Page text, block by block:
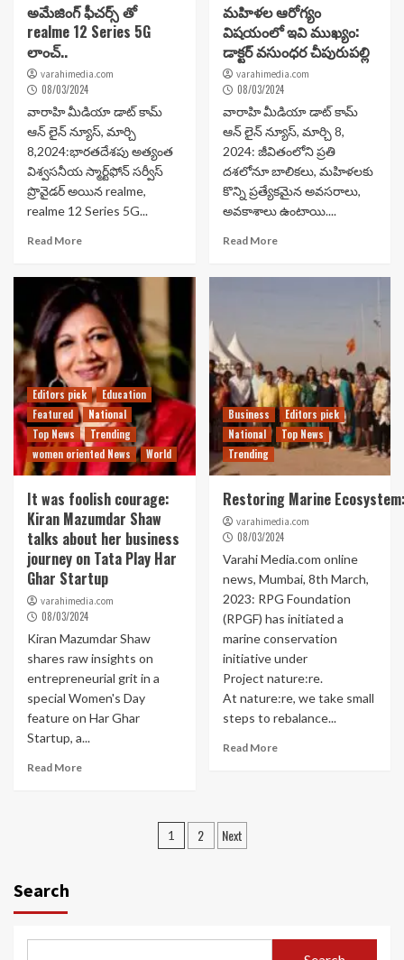
అమేజింగ్ ఫీచర్స్ తో
realme 12 Series 5G
లాంచ్..
varahimedia.com
08/03/2024
వారాహి మీడియా డాట్ కామ్
ఆన్ లైన్ న్యూస్, మార్చి
8,2024:భారతదేశపు అత్యంత
విశ్వసనీయ స్మార్ట్‌ఫోన్ సర్వీస్
ప్రొవైడర్ అయిన realme,
realme 12 Series 5G...
Read More
మహిళల ఆరోగ్యం
విషయంలో ఇవి ముఖ్యం:
డాక్ట‌ర్ వ‌సుంధ‌ర చీపురుప‌ల్లి
varahimedia.com
08/03/2024
వారాహి మీడియా డాట్ కామ్
ఆన్ లైన్ న్యూస్, మార్చి 8,
2024: జీవితంలోని ప్ర‌తి
ద‌శ‌లోనూ బాలిక‌లు, మ‌హిళ‌ల‌కు
కొన్ని ప్ర‌త్యేక‌మైన అవ‌స‌రాలు,
అవ‌కాశాలు ఉంటాయి....
Read More
Editors pick
Education
Featured
National
Top News
Trending
women oriented News
World
It was foolish courage:
Kiran Mazumdar Shaw
talks about her business
journey on Tata Play Har
Ghar Startup
varahimedia.com
08/03/2024
Kiran Mazumdar Shaw
shares raw insights on
entrepreneurial grit in a
special Women's Day
feature on Har Ghar
Startup, a...
Read More
Business
Editors pick
National
Top News
Trending
Restoring Marine
varahimedia.com
08/03/2024
Varahi Media.com online
news, Mumbai, 8th March,
2023: RPG Foundation
(RPGF) has initiated a
marine conservation
initiative under
Project nature:re.
At nature:re, we take small
steps to rebalance...
Read More
Posts
1 2 Next
Search